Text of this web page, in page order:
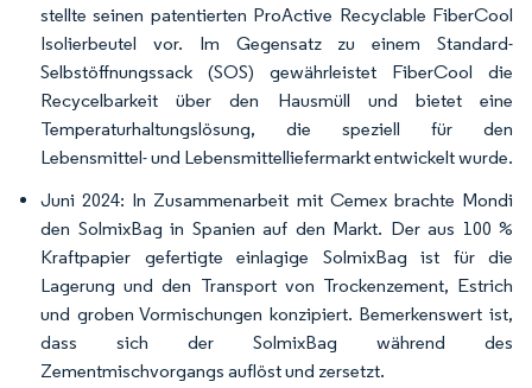
stellte seinen patentierten ProActive Recyclable FiberCool
Isolierbeutel vor. Im Gegensatz zu einem Standard-
Selbstöffnungssack (SOS) gewährleistet FiberCool die
Recycelbarkeit über den Hausmüll und bietet eine
Temperaturhaltungslösung, die speziell für den
Lebensmittel- und Lebensmittelliefermarkt entwickelt wurde.
Juni 2024: In Zusammenarbeit mit Cemex brachte Mondi
den SolmixBag in Spanien auf den Markt. Der aus 100 %
Kraftpapier gefertigte einlagige SolmixBag ist für die
Lagerung und den Transport von Trockenzement, Estrich
und groben Vormischungen konzipiert. Bemerkenswert ist,
dass sich der SolmixBag während des
Zementmischvorgangs auflöst und zersetzt.